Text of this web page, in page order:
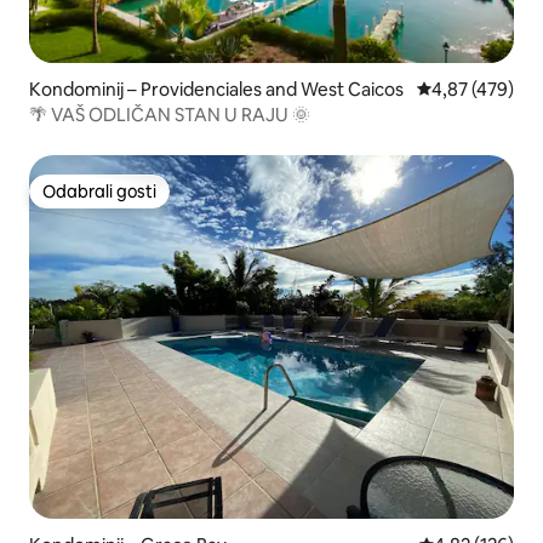
Kondominij – Providenciales and West Caicos Prosječna
4,87 (479)
🌴 VAŠ ODLIČAN STAN U RAJU 🌞
Odabrali gosti
Odabrali gosti